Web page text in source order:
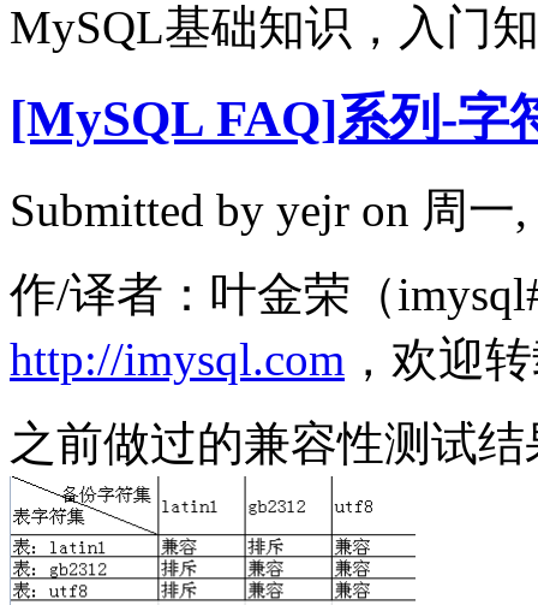
MySQL基础知识，入门
[MySQL FAQ]系列-字
Submitted by yejr on 周一,
作/译者：叶金荣（
http://imysql.com ，欢迎
之前做过的兼容性测试结